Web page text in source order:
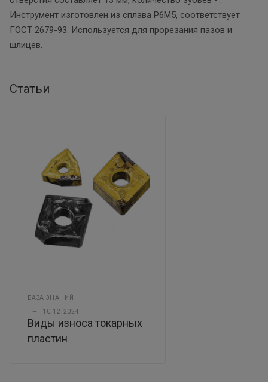
Инструмент изготовлен из сплава Р6М5, соответствует
ГОСТ 2679-93. Используется для прорезания пазов и
шлицев.
Статьи
БАЗА ЗНАНИЙ
— 10.12.2024
Виды износа токарных
пластин